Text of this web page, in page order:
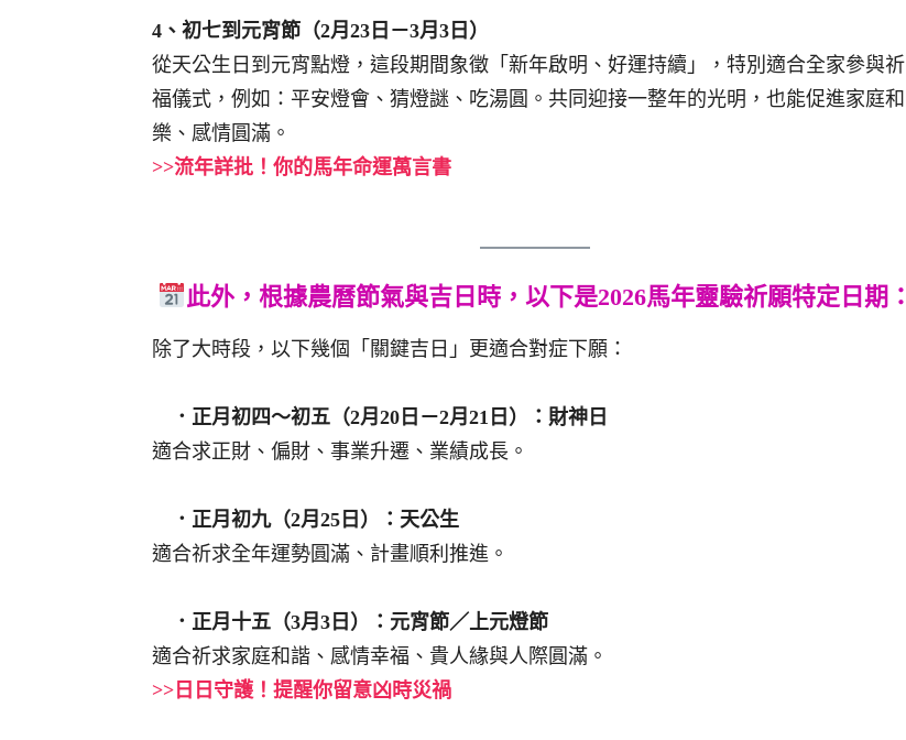
4、初七到元宵節（2月23日－3月3日）
從天公生日到元宵點燈，這段期間象徵「新年啟明、好運持續」，特別適合全家參與祈
福儀式，例如：平安燈會、猜燈謎、吃湯圓。共同迎接一整年的光明，也能促進家庭和
樂、感情圓滿。
>>流年詳批！你的馬年命運萬言書
此外，根據農曆節氣與吉日時，以下是2026馬年靈驗祈願特定日期：
除了大時段，以下幾個「關鍵吉日」更適合對症下願：
．正月初四～初五（2月20日－2月21日）：財神日
適合求正財、偏財、事業升遷、業績成長。
．正月初九（2月25日）：天公生
適合祈求全年運勢圓滿、計畫順利推進。
．正月十五（3月3日）：元宵節／上元燈節
適合祈求家庭和諧、感情幸福、貴人緣與人際圓滿。
>>日日守護！提醒你留意凶時災禍